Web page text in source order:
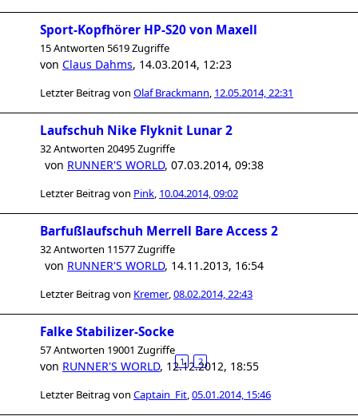
Sport-Kopfhörer HP-S20 von Maxell
15 Antworten 5619 Zugriffe
von Claus Dahms, 14.03.2014, 12:23
Letzter Beitrag von Olaf Brackmann, 12.05.2014, 22:31
Laufschuh Nike Flyknit Lunar 2
32 Antworten 20495 Zugriffe
von RUNNER'S WORLD, 07.03.2014, 09:38
Letzter Beitrag von Pink, 10.04.2014, 09:02
Barfußlaufschuh Merrell Bare Access 2
32 Antworten 11577 Zugriffe
von RUNNER'S WORLD, 14.11.2013, 16:54
Letzter Beitrag von Kremer,08.02.2014, 22:43
Falke Stabilizer-Socke
57 Antworten 19001 Zugriffe
1 2
von RUNNER'S WORLD, 12.12.2012, 18:55
Letzter Beitrag von Captain_Fit,05.01.2014, 15:46